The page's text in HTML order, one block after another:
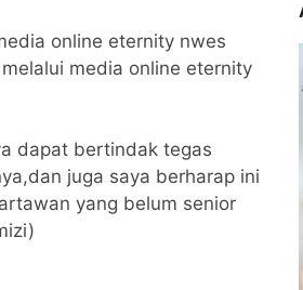
online eternity nwes
media online eternity
dapat bertindak tegas
juga saya berharap ini
yang belum senior